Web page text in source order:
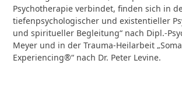
Psychotherapie verbindet, finden sich in
tiefenpsychologischer und existentieller
und spiritueller Begleitung“ nach Dipl.-
Meyer und in der Trauma-Heilarbeit
Experiencing®“ nach Dr. Peter Levine.